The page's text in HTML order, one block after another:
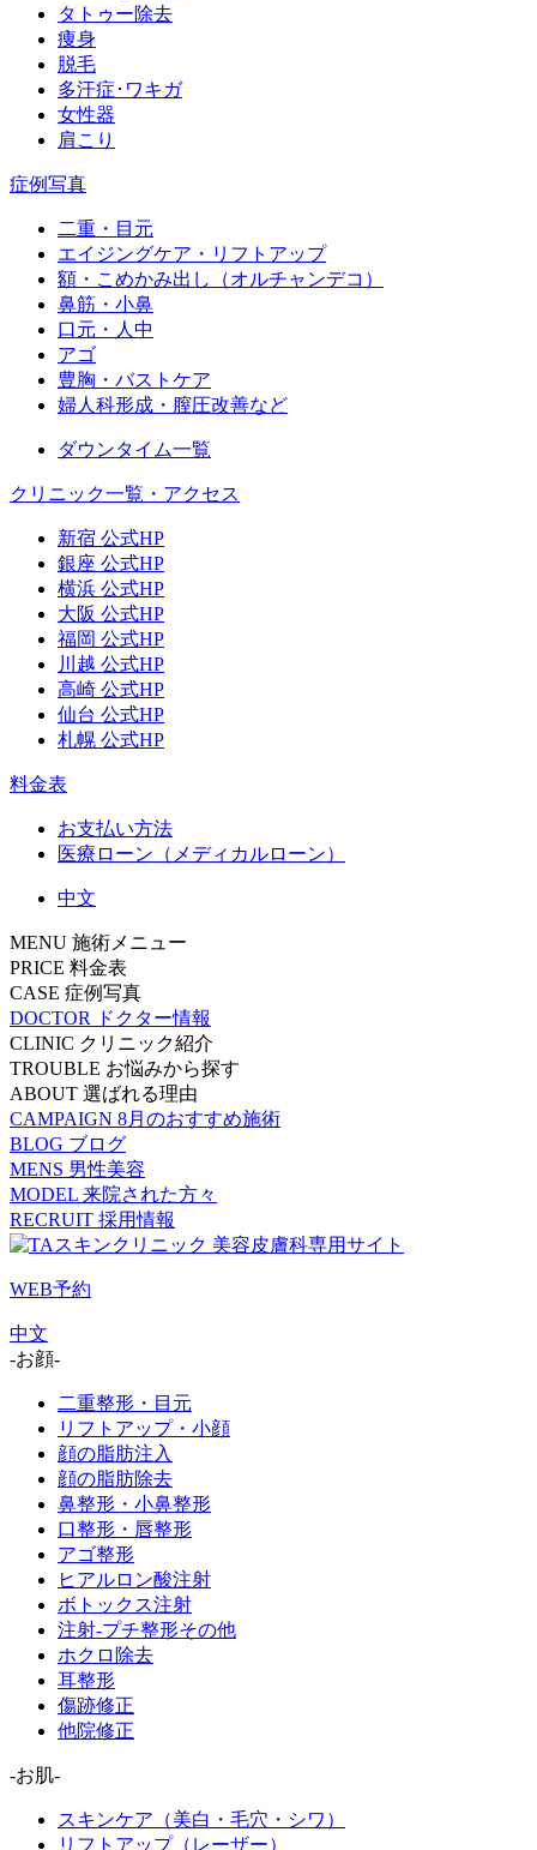
タトゥー除去
痩身
脱毛
多汗症･ワキガ
女性器
肩こり
症例写真
二重・目元
エイジングケア・リフトアップ
額・こめかみ出し（オルチャンデコ）
鼻筋・小鼻
口元・人中
アゴ
豊胸・バストケア
婦人科形成・膣圧改善など
ダウンタイム一覧
クリニック一覧・アクセス
新宿 公式HP
銀座 公式HP
横浜 公式HP
大阪 公式HP
福岡 公式HP
川越 公式HP
高崎 公式HP
仙台 公式HP
札幌 公式HP
料金表
お支払い方法
医療ローン（メディカルローン）
中文
MENU 施術メニュー
PRICE 料金表
CASE 症例写真
DOCTOR
ドクター情報
CLINIC クリニック紹介
TROUBLE お悩みから探す
ABOUT 選ばれる理由
CAMPAIGN 8月のおすすめ施術
BLOG ブログ
MENS 男性美容
MODEL 来院された方々
RECRUIT 採用情報
WEB予約
中文
-お顔-
二重整形・目元
リフトアップ・小顔
顔の脂肪注入
顔の脂肪除去
鼻整形・小鼻整形
口整形・唇整形
アゴ整形
ヒアルロン酸注射
ボトックス注射
注射-プチ整形その他
ホクロ除去
耳整形
傷跡修正
他院修正
-お肌-
スキンケア（美白・毛穴・シワ）
リフトアップ（レーザー）